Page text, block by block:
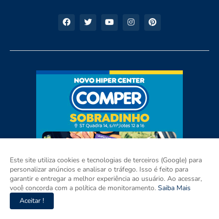
Este site utiliza cookies e tecnologias de terceiros (Google) para
personalizar anúncios e analisar o tráfego. Isso é feito para
garantir e entregar a melhor experiência ao usuário. Ao acessar,
você concorda com a política de monitoramento. Saiba Mais
Aceitar !